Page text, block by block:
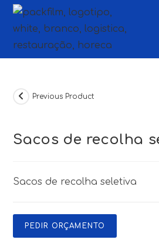
Skip
Previous Product
Sacos de recolha
Sacos de recolha seletiva
PEDIR ORÇAMENTO